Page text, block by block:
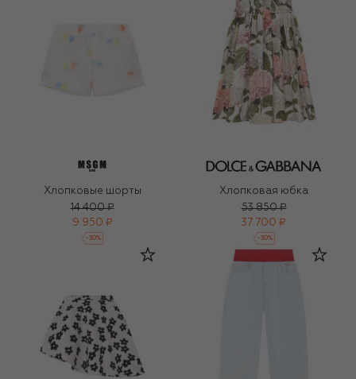
Хлопковые шорты
14 400 ₽
9 950 ₽
-30%
Хлопковая юбка
53 850 ₽
37 700 ₽
-30%